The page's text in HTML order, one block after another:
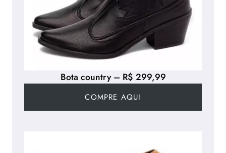
Bota country – R$ 299,99
COMPRE AQUI